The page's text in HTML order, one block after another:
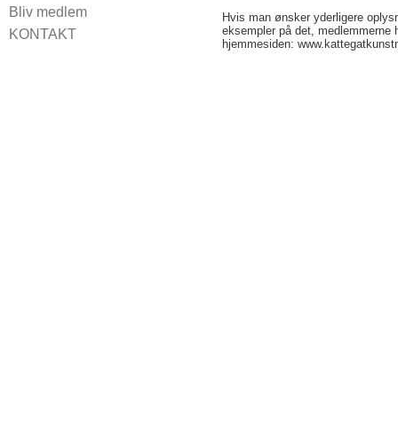
Kulturcaféer 2016
Bliv medlem
KONTAKT
Hvis man ønsker yderligere
eksempler på det, medlemmerne
hjemmesiden: